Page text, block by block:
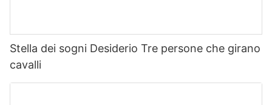
Stella dei sogni Desiderio Tre persone che girano
cavalli